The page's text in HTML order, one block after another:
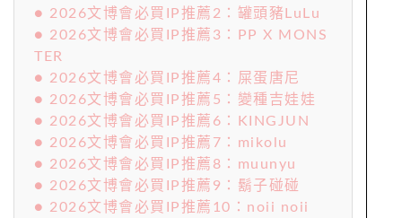
● 2026文博會必買IP推薦2：罐頭豬LuLu
● 2026文博會必買IP推薦3：PP X MONS
TER
● 2026文博會必買IP推薦4：屎蛋唐尼
● 2026文博會必買IP推薦5：變種吉娃娃
● 2026文博會必買IP推薦6：KINGJUN
● 2026文博會必買IP推薦7：mikolu
● 2026文博會必買IP推薦8：muunyu
● 2026文博會必買IP推薦9：鬍子碰碰
● 2026文博會必買IP推薦10：noii noii